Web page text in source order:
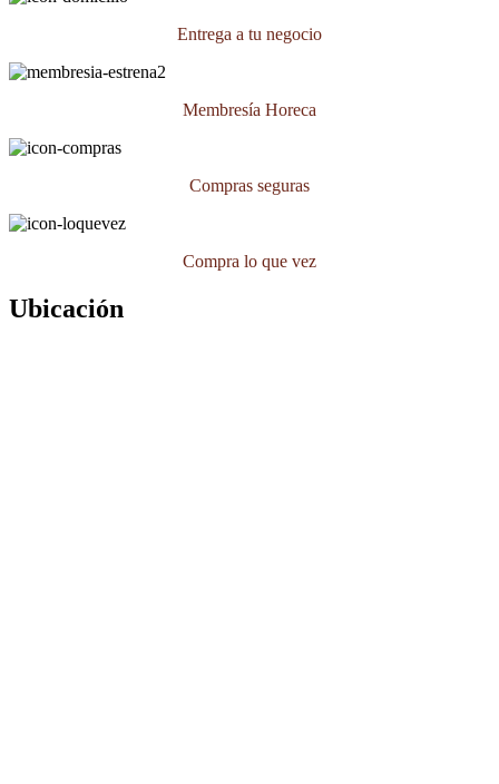
Entrega a tu negocio
Membresía Horeca
Compras seguras
Compra lo que vez
Ubicación